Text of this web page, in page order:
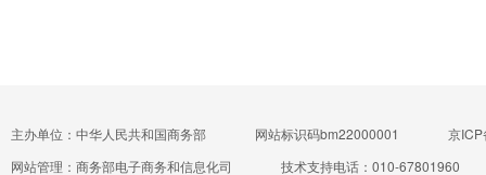
主办单位：中华人民共和国商务部 网站标识码bm22000001
京
网站管理：商务部电子商务和信息化司
技术支持电话：010-67801960